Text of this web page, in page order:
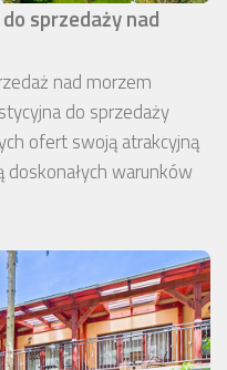
sprzedaży nad
nad morzem
do sprzedaży
ofert swoją atrakcyjną
doskonałych warunków